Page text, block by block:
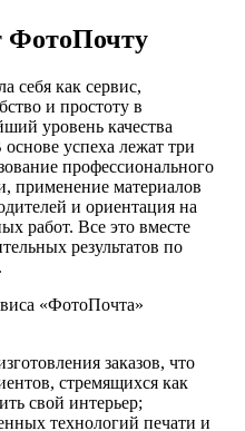
ФотоПочту
себя как сервис,
и простоту в
уровень качества
успеха лежат три
профессионального
применение материалов
и ориентация на
работ. Все это вместе
результатов по
«ФотоПочта»
заказов, что
стремящихся как
свой интерьер;
технологий печати и